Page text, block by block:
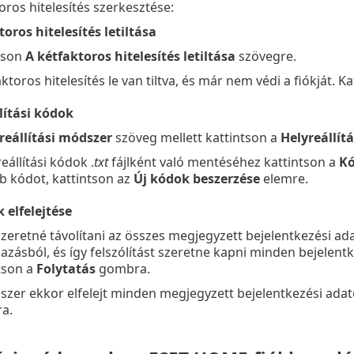
hitelesítés szerkesztése:
hitelesítés letiltása
A kétfaktoros hitelesítés letiltása szövegre.
hitelesítés le van tiltva, és már nem védi a fiókját.
kódok
módszerszöveg mellett kattintson a
kódok .txtfájlként való mentéséhez kattintson a
kódot, kattintson az Új kódok beszerzéseelemre.
elfelejtése
távolítani az összes megjegyzett bejelentkezési
és így felszólítást szeretne kapni minden
a Folytatásgombra.
ekkor elfelejt minden megjegyzett bejelentkezési